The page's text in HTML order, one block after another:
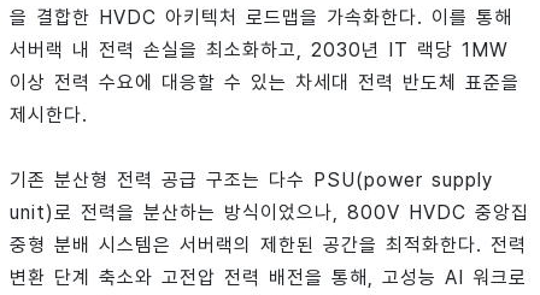
을 결합한 HVDC 아키텍처 로드맵을 가속화한다. 이를 통해
서버랙 내 전력 손실을 최소화하고, 2030년 IT 랙당 1MW
이상 전력 수요에 대응할 수 있는 차세대 전력 반도체 표준을
제시한다.
기존 분산형 전력 공급 구조는 다수 PSU(power supply
unit)로 전력을 분산하는 방식이었으나, 800V HVDC 중앙집
중형 분배 시스템은 서버랙의 제한된 공간을 최적화한다. 전력
변환 단계 축소와 고전압 전력 배전을 통해, 고성능 AI 워크로